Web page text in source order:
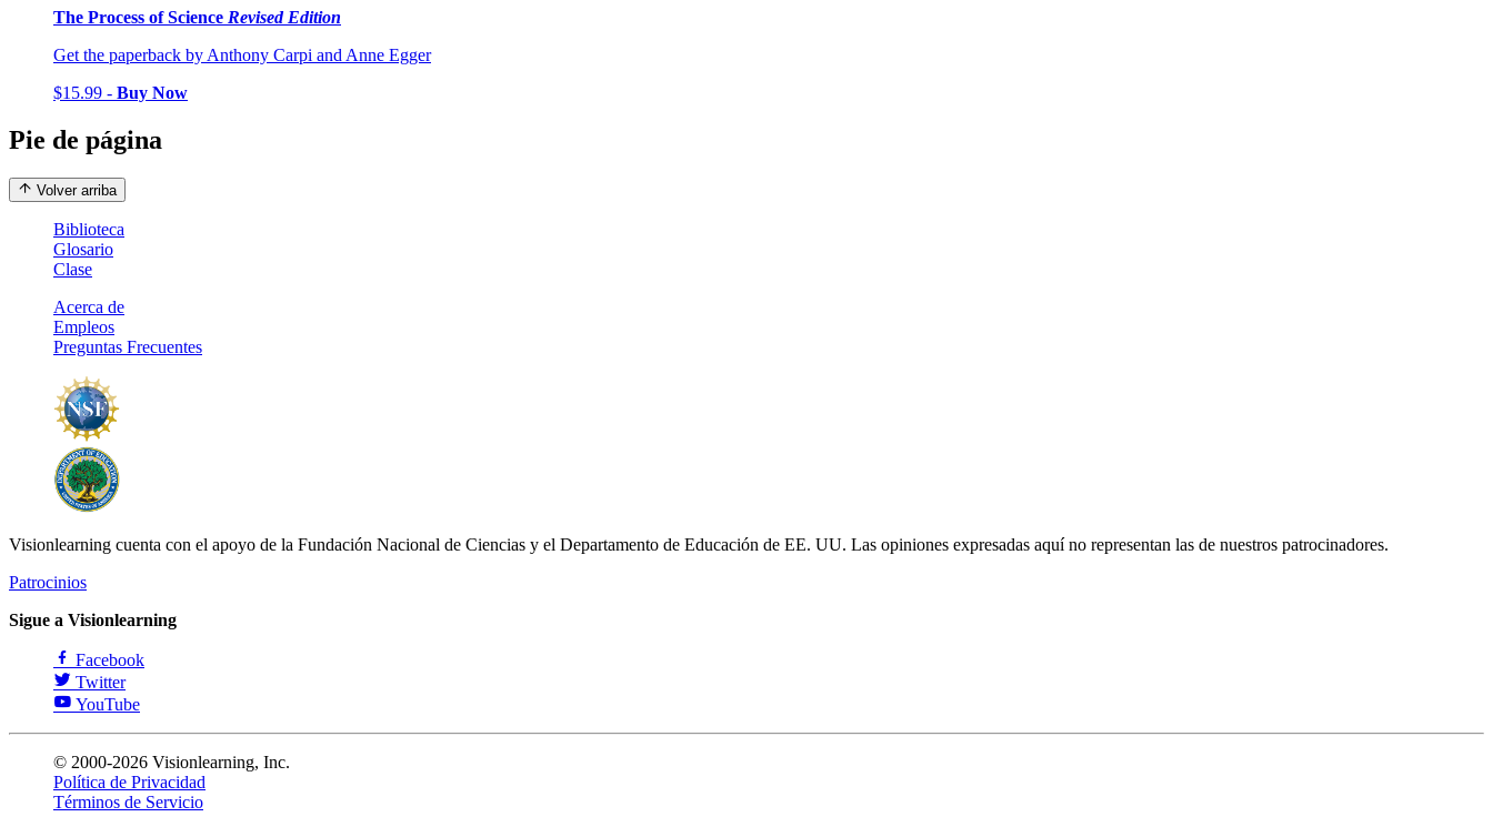
The Process of Science Revised Edition
Get the paperback by Anthony Carpi and Anne Egger
$15.99 - Buy Now
Pie de página
Volver arriba
Biblioteca
Glosario
Clase
Acerca de
Empleos
Preguntas Frecuentes
Visionlearning cuenta con el apoyo de la Fundación Nacional de Ciencias y el Departamento de Educación de EE. UU. Las opiniones expresadas aquí no representan las de nuestros patrocinadores.
Patrocinios
Sigue a Visionlearning
Facebook
Twitter
YouTube
© 2000-2026 Visionlearning, Inc.
Política de Privacidad
Términos de Servicio